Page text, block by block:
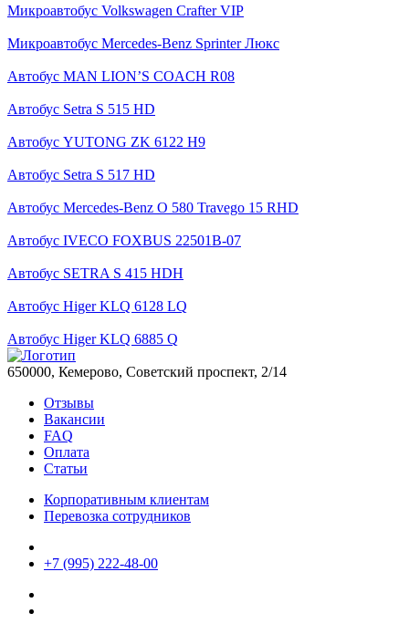
Микроавтобус Volkswagen Crafter VIP
Микроавтобус Mercedes-Benz Sprinter Люкс
Автобус MAN LION’S COACH R08
Автобус Setra S 515 HD
Автобус YUTONG ZK 6122 H9
Автобус Setra S 517 HD
Автобус Mercedes-Benz O 580 Travego 15 RHD
Автобус IVECO FOXBUS 22501В-07
Автобус SETRA S 415 HDH
Автобус Higer KLQ 6128 LQ
Автобус Higer KLQ 6885 Q
650000, Кемерово, Советский проспект, 2/14
Отзывы
Вакансии
FAQ
Оплата
Статьи
Корпоративным клиентам
Перевозка сотрудников
+7 (995) 222-48-00